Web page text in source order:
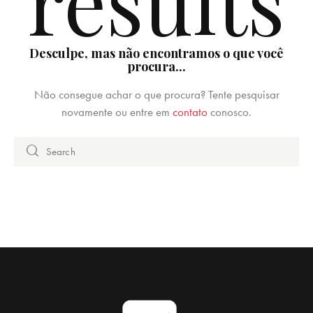
Desculpe, mas não encontramos o que você
procura...
Não consegue achar o que procura? Tente pesquisar
novamente ou entre em contatoconosco.